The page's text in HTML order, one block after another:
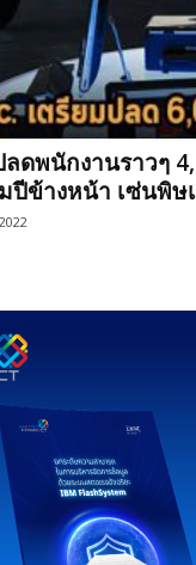
ลดพนักงานราวๆ
ปีข้างหน้า เซ่นพิษ